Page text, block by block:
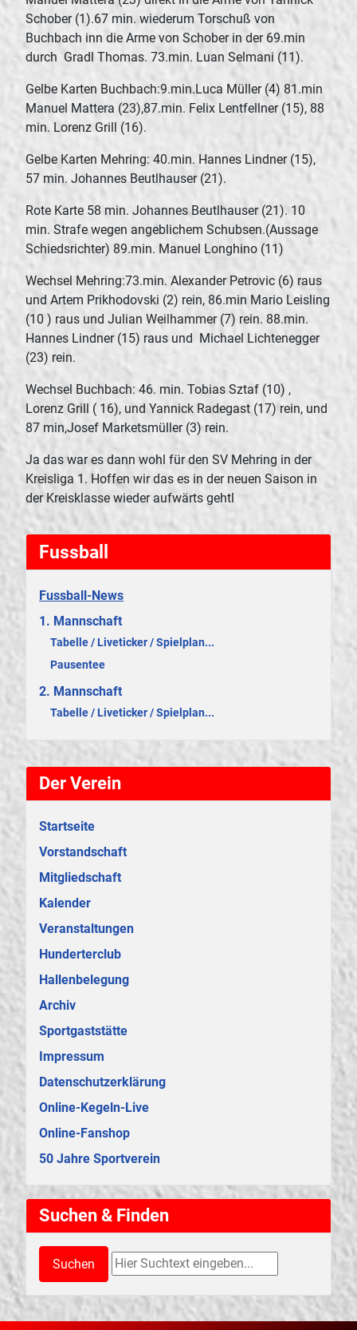
Der Verein
Startseite
Vorstandschaft
Mitgliedschaft
Kalender
Veranstaltungen
Hunderterclub
Hallenbelegung
Archiv
Sportgaststätte
Impressum
Datenschutzerklärung
Online-Kegeln-Live
Online-Fanshop
50 Jahre Sportverein
Suchen & Finden
Suchen
Suchen & Finden
Schober (1).67 min. wiederum Torschuß von
Buchbach inn die Arme von Schober in der 69.min
durch Gradl Thomas. 73.min. Luan Selmani (11).
Gelbe Karten Buchbach:9.min.Luca Müller (4) 81.min
Manuel Mattera (23),87.min. Felix Lentfellner (15), 88
min. Lorenz Grill (16).
Gelbe Karten Mehring: 40.min. Hannes Lindner (15),
57 min. Johannes Beutlhauser (21).
Rote Karte 58 min. Johannes Beutlhauser (21). 10
min. Strafe wegen angeblichem Schubsen.(Aussage
Schiedsrichter) 89.min. Manuel Longhino (11)
Wechsel Mehring:73.min. Alexander Petrovic (6) raus
und Artem Prikhodovski (2) rein, 86.min Mario Leisling
(10 ) raus und Julian Weilhammer (7) rein. 88.min.
Hannes Lindner (15) raus und Michael Lichtenegger
(23) rein.
Wechsel Buchbach: 46. min. Tobias Sztaf (10) ,
Lorenz Grill ( 16), und Yannick Radegast (17) rein, und
87 min,Josef Marketsmüller (3) rein.
Ja das war es dann wohl für den SV Mehring in der
Kreisliga 1. Hoffen wir das es in der neuen Saison in
der Kreisklasse wieder aufwärts gehtl
Fussball
Fussball-News
1. Mannschaft
Tabelle / Liveticker / Spielplan...
Pausentee
2. Mannschaft
Tabelle / Liveticker / Spielplan...